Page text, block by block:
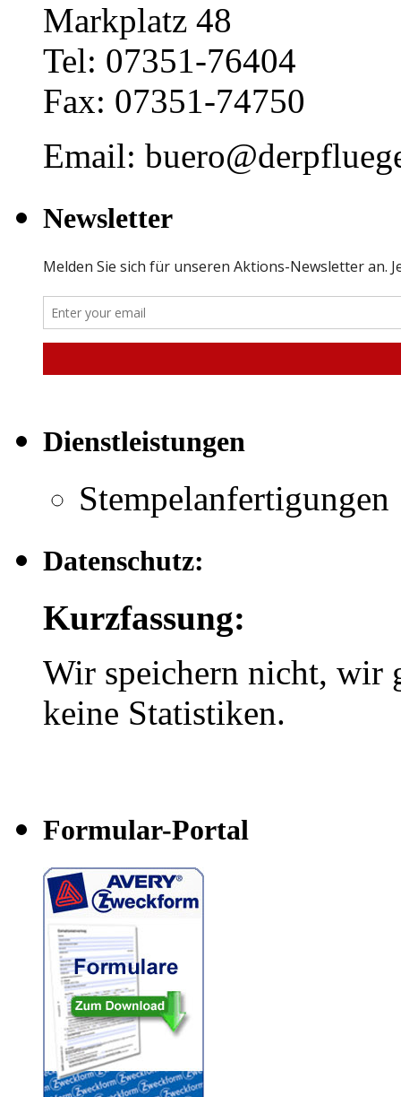
Markplatz 48
Tel: 07351-76404
Fax: 07351-74750
Email:
Newsletter
Dienstleistungen
Stempelanfertigungen
Datenschutz:
Kurzfassung:
Wir speichern nicht, wir
keine Statistiken.
Formular-Portal